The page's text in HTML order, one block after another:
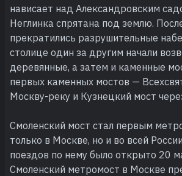
нависает над Александровским
Неглинка спрятана под землю.
прекратились разрушительные
столице один за другим начали
деревянные, а затем и каменные
первых каменных мостов —
Москву-реку и Кузнецкий мост
Смоленский мост стал первым
только в Москве, но и во всей
поездов по нему было открыто 20
Смоленский метромост в Москве